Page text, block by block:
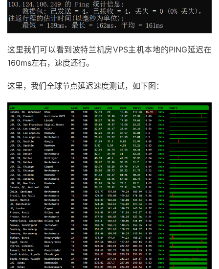
这里我们可以看到波特兰机房VPS主机本地的PING延迟在
160ms左右，速度还行。
这里，我们全球节点延迟速度测试，如下图：